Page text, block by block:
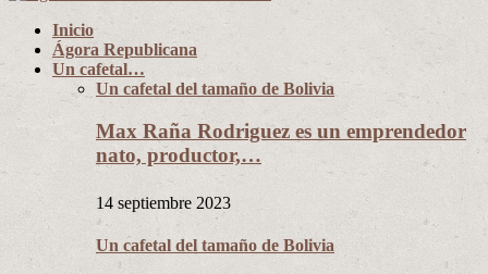
Inicio
Ágora Republicana
Un cafetal…
Un cafetal del tamaño de Bolivia
Max Raña Rodriguez es un emprendedor
nato, productor,…
14 septiembre 2023
Un cafetal del tamaño de Bolivia